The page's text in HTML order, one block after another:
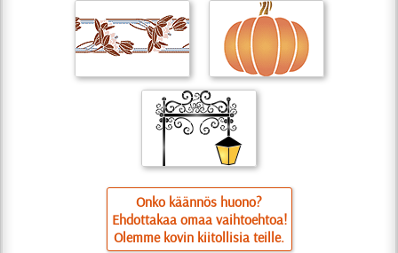
Onko käännös huono?
Ehdottakaa omaa vaihtoehtoa!
Olemme kovin kiitollisia teille.